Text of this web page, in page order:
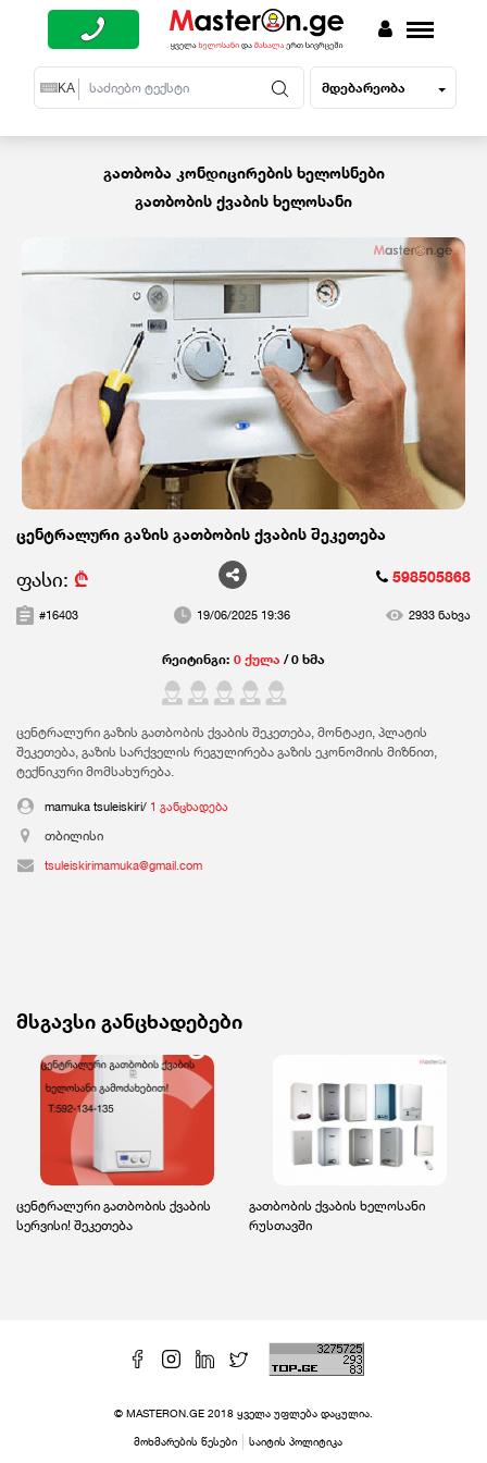
EN KA RU მდებარეობა
გათბობა კონდიცირების ხელოსნები
გათბობის ქვაბის ხელოსანი
ცენტრალური გაზის გათბობის ქვაბის შეკეთება
ფასი: ₾ 598505868
#16403 19/06/2025 19:36 2933 ნახვა
რეიტინგი: 0 ქულა / 0 ხმა
ცენტრალური გაზის გათბობის ქვაბის შეკეთება, მონტაჟი, პლატის
შეკეთება, გაზის სარქველის რეგულირება გაზის ეკონომიის მიზნით,
ტექნიკური მომსახურება.
mamuka tsuleiskiri/ 1 განცხადება
თბილისი
tsuleiskirimamuka@gmail.com
მსგავსი განცხადებები
ცენტრალური გათბობის ქვაბის
სერვისი! შეკეთება
გათბობის ქვაბის ხელოსანი
რუსთავში
© MASTERON.GE 2018 ყველა უფლება დაცულია.
მოხმარების წესები საიტის პოლიტიკა